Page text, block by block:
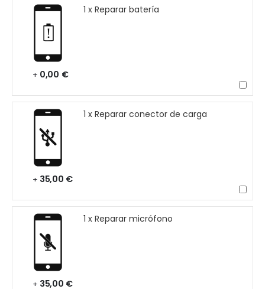
1 x Reparar batería
+ 0,00 €
1 x Reparar conector de carga
+ 35,00 €
1 x Reparar micrófono
+ 35,00 €